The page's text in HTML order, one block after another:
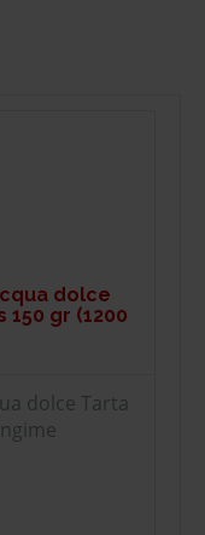
dolce
gr (1200
dolce Tarta